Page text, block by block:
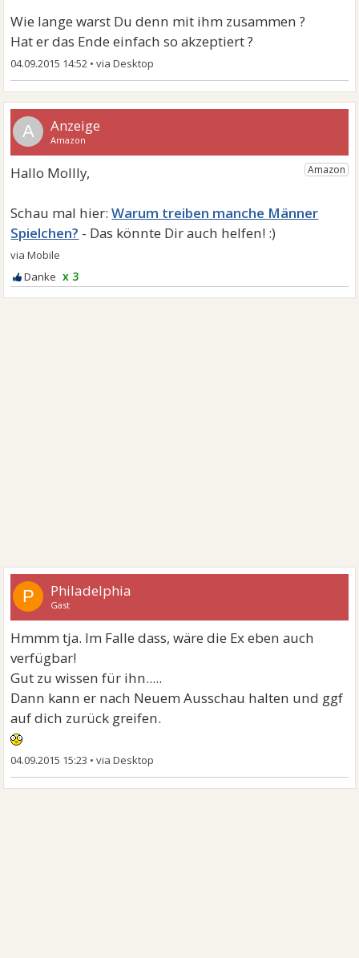
Wie lange warst Du denn mit ihm zusammen ?
Hat er das Ende einfach so akzeptiert ?
04.09.2015 14:52 •
A
Warum treiben manche Männer
Spielchen?
x 3
P Philadelphia
Gast
Hmmm tja. Im Falle dass, wäre die Ex eben auch
verfügbar!
Gut zu wissen für ihn.....
Dann kann er nach Neuem Ausschau halten und ggf
auf dich zurück greifen.
04.09.2015 15:23 •